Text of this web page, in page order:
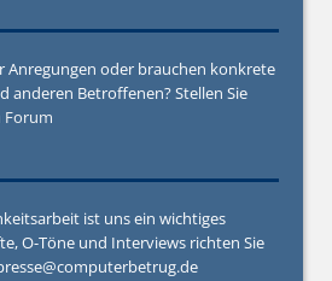
Anregungen oder brauchen konkrete
anderen Betroffenen? Stellen Sie
Forum
ist uns ein wichtiges
O-Töne und Interviews richten Sie